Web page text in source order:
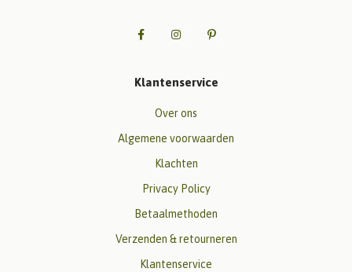
Klantenservice
Over ons
Algemene voorwaarden
Klachten
Privacy Policy
Betaalmethoden
Verzenden & retourneren
Klantenservice